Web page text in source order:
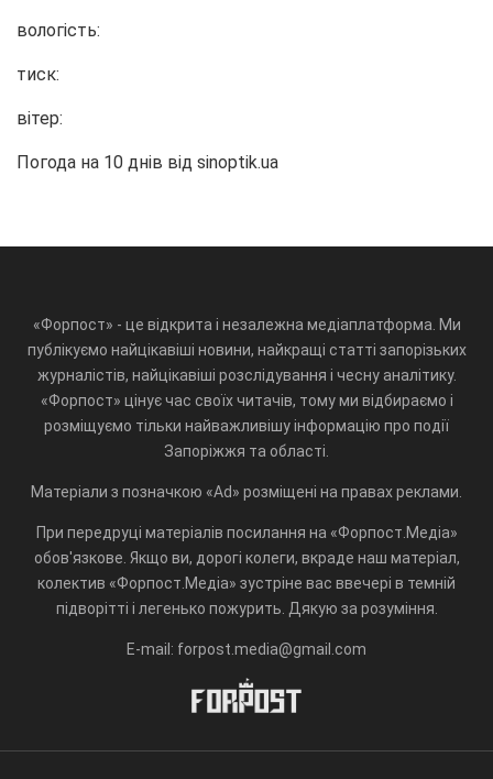
вологість:
тиск:
вітер:
Погода на 10 днів від sinoptik.ua
«Форпост» - це відкрита і незалежна медіаплатформа. Ми
публікуємо найцікавіші новини, найкращі статті запорізьких
журналістів, найцікавіші розслідування і чесну аналітику.
«Форпост» цінує час своїх читачів, тому ми відбираємо і
розміщуємо тільки найважливішу інформацію про події
Запоріжжя та області.
Матеріали з позначкою «Ad» розміщені на правах реклами.
При передруці матеріалів посилання на «Форпост.Медіа»
обов'язкове. Якщо ви, дорогі колеги, вкраде наш матеріал,
колектив «Форпост.Медіа» зустріне вас ввечері в темній
підворітті і легенько пожурить. Дякую за розуміння.
E-mail: forpost.media@gmail.com